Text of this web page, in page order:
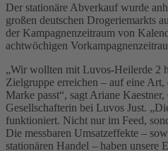
Der stationäre Abverkauf wurde
großen deutschen Drogeriemarkts
der Kampagnenzeitraum von
achtwöchigen
„Wir wollten mit Luvos-Heilerde 2
Zielgruppe erreichen – auf eine
Marke passt“, sagt Ariane
Gesellschafterin bei Luvos Just.
funktioniert. Nicht nur im Feed,
Die messbaren Umsatzeffekte –
stationären Handel – haben unsere